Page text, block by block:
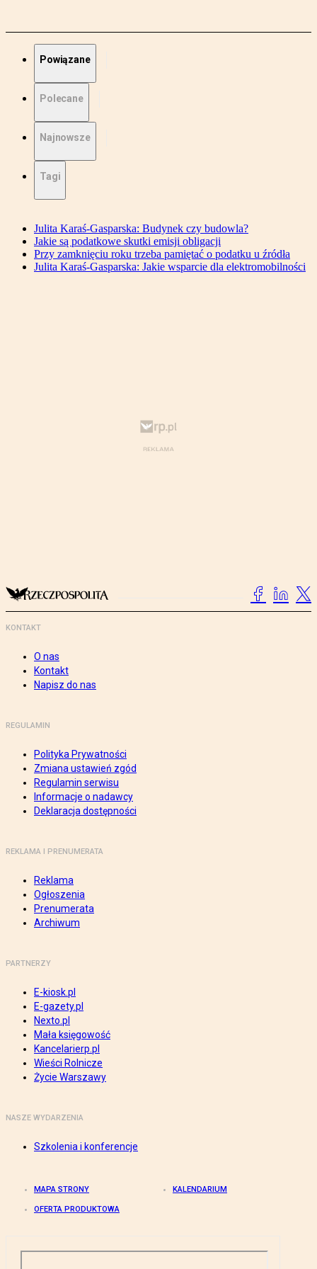
Powiązane
Polecane
Najnowsze
Tagi
Julita Karaś-Gasparska: Budynek czy budowla?
Jakie są podatkowe skutki emisji obligacji
Przy zamknięciu roku trzeba pamiętać o podatku u źródła
Julita Karaś-Gasparska: Jakie wsparcie dla elektromobilności
KONTAKT
O nas
Kontakt
Napisz do nas
REGULAMIN
Polityka Prywatności
Zmiana ustawień zgód
Regulamin serwisu
Informacje o nadawcy
Deklaracja dostępności
REKLAMA I PRENUMERATA
Reklama
Ogłoszenia
Prenumerata
Archiwum
PARTNERZY
E-kiosk.pl
E-gazety.pl
Nexto.pl
Mała księgowość
Kancelarierp.pl
Wieści Rolnicze
Życie Warszawy
NASZE WYDARZENIA
Szkolenia i konferencje
MAPA STRONY KALENDARIUM
OFERTA PRODUKTOWA